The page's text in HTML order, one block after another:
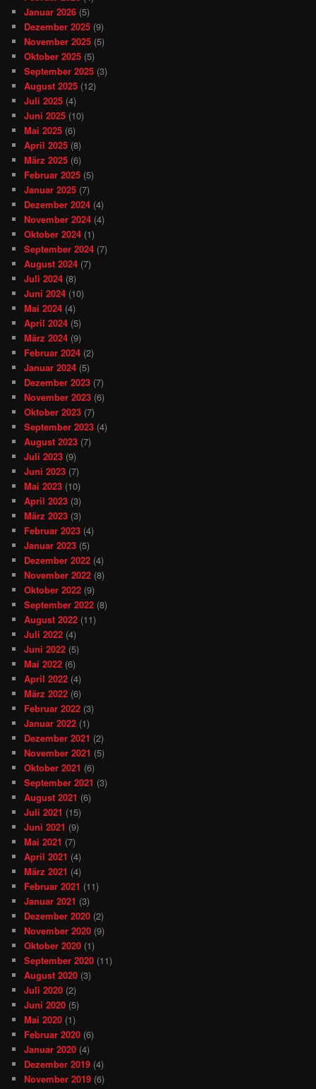
Januar 2026 (5)
Dezember 2025 (9)
November 2025 (5)
Oktober 2025 (5)
September 2025 (3)
August 2025 (12)
Juli 2025 (4)
Juni 2025 (10)
Mai 2025 (6)
April 2025 (8)
März 2025 (6)
Februar 2025 (5)
Januar 2025 (7)
Dezember 2024 (4)
November 2024 (4)
Oktober 2024 (1)
September 2024 (7)
August 2024 (7)
Juli 2024 (8)
Juni 2024 (10)
Mai 2024 (4)
April 2024 (5)
März 2024 (9)
Februar 2024 (2)
Januar 2024 (5)
Dezember 2023 (7)
November 2023 (6)
Oktober 2023 (7)
September 2023 (4)
August 2023 (7)
Juli 2023 (9)
Juni 2023 (7)
Mai 2023 (10)
April 2023 (3)
März 2023 (3)
Februar 2023 (4)
Januar 2023 (5)
Dezember 2022 (4)
November 2022 (8)
Oktober 2022 (9)
September 2022 (8)
August 2022 (11)
Juli 2022 (4)
Juni 2022 (5)
Mai 2022 (6)
April 2022 (4)
März 2022 (6)
Februar 2022 (3)
Januar 2022 (1)
Dezember 2021 (2)
November 2021 (5)
Oktober 2021 (6)
September 2021 (3)
August 2021 (6)
Juli 2021 (15)
Juni 2021 (9)
Mai 2021 (7)
April 2021 (4)
März 2021 (4)
Februar 2021 (11)
Januar 2021 (3)
Dezember 2020 (2)
November 2020 (9)
Oktober 2020 (1)
September 2020 (11)
August 2020 (3)
Juli 2020 (2)
Juni 2020 (5)
Mai 2020 (1)
Februar 2020 (6)
Januar 2020 (4)
Dezember 2019 (4)
November 2019 (6)